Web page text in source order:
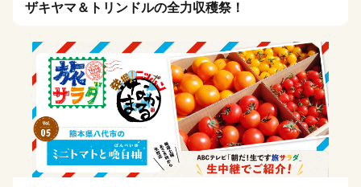
ザキヤマ＆トリンドルの全力収穫祭！